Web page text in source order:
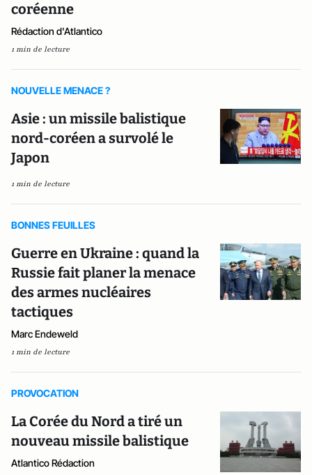
coréenne
Rédaction d'Atlantico
1 min de lecture
NOUVELLE MENACE ?
Asie : un missile balistique
nord-coréen a survolé le
Japon
1 min de lecture
BONNES FEUILLES
Guerre en Ukraine : quand la
Russie fait planer la menace
des armes nucléaires
tactiques
Marc Endeweld
1 min de lecture
PROVOCATION
La Corée du Nord a tiré un
nouveau missile balistique
Atlantico Rédaction